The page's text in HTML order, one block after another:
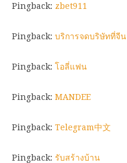
Pingback: zbet911
Pingback: บริการจดบริษัทที่จีน
Pingback: โอลี่แฟน
Pingback: MANDEE
Pingback: Telegram中文
Pingback: รับสร้างบ้าน